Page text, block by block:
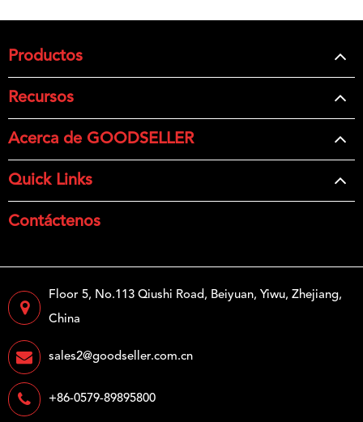
Productos
Recursos
Acerca de GOODSELLER
Quick Links
Contáctenos
Floor 5, No.113 Qiushi Road, Beiyuan, Yiwu, Zhejiang,
China
sales2@goodseller.com.cn
+86-0579-89895800